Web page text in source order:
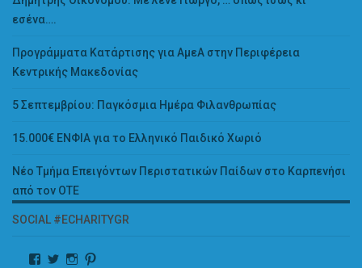
εσένα….
Προγράμματα Κατάρτισης για ΑμεΑ στην Περιφέρεια
Κεντρικής Μακεδονίας
5 Σεπτεμβρίου: Παγκόσμια Ημέρα Φιλανθρωπίας
15.000€ ΕΝΦΙΑ για το Ελληνικό Παιδικό Χωριό
Νέο Τμήμα Επειγόντων Περιστατικών Παίδων στο Καρπενήσι
από τον ΟΤΕ
SOCIAL #ECHARITYGR